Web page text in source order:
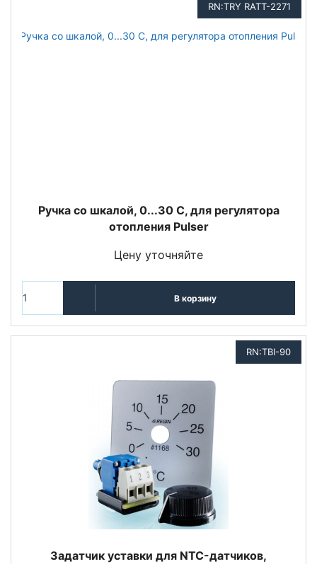
RN:TRY RATT-2271
Ручка со шкалой, 0...30 С, для регулятора
отопления Pulser
Цену уточняйте
В корзину
RN:TBI-90
Задатчик уставки для NTC-датчиков,